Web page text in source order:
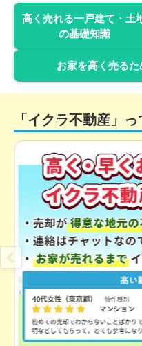
高く売れる一戸建て・土
の基礎知識
お家を高く売る
「イクラ不動産」っ